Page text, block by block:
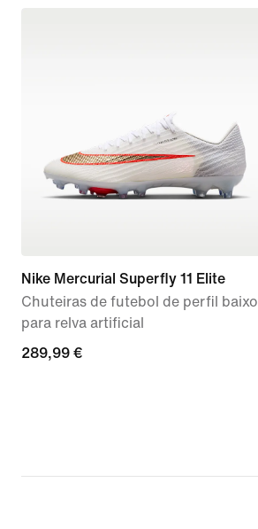
Nike Mercurial Superfly 11 Elite
Chuteiras de futebol de perfil baixo
para relva artificial
289,99
289,99 €